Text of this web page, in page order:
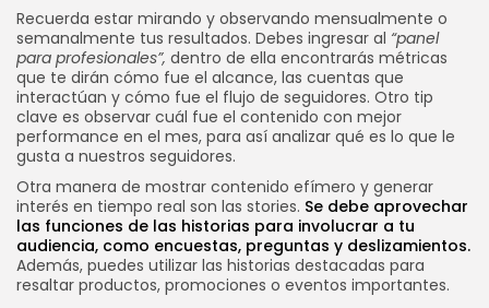
Recuerda estar mirando y observando mensualmente o
semanalmente tus resultados. Debes ingresar al “panel
para profesionales”, dentro de ella encontrarás métricas
que te dirán cómo fue el alcance, las cuentas que
interactúan y cómo fue el flujo de seguidores. Otro tip
clave es observar cuál fue el contenido con mejor
performance en el mes, para así analizar qué es lo que le
gusta a nuestros seguidores.
Otra manera de mostrar contenido efímero y generar
interés en tiempo real son las stories. Se debe aprovechar
las funciones de las historias para involucrar a tu
audiencia, como encuestas, preguntas y deslizamientos.
Además, puedes utilizar las historias destacadas para
resaltar productos, promociones o eventos importantes.